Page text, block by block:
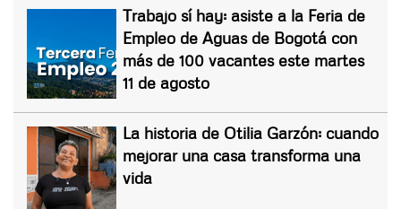
Trabajo sí hay: asiste a la Feria de
Empleo de Aguas de Bogotá con
más de 100 vacantes este martes
11 de agosto
La historia de Otilia Garzón: cuando
mejorar una casa transforma una
vida